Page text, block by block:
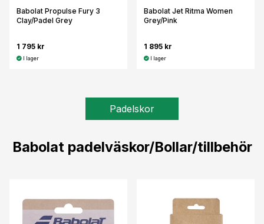
Babolat Propulse Fury 3
Clay/Padel Grey
1 795 kr
I lager
Babolat Jet Ritma Women
Grey/Pink
1 895 kr
I lager
Padelskor
Babolat padelväskor/Bollar/tillbehör